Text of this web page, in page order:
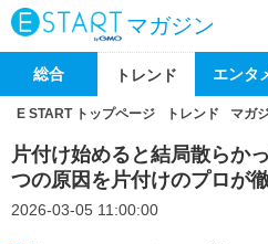
マガジン
総合 トレンド エンタ
E START トップページ トレンド マガ
片付け始めると結局散らか
つの原因を片付けのプロが
2026-03-05 11:00:00